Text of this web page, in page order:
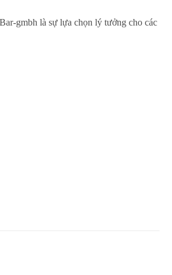
gmbh là sự lựa chọn lý tưởng cho các